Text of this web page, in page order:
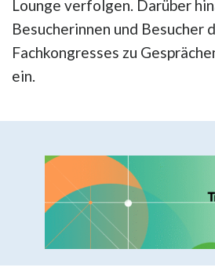
Lounge verfolgen. Darüber
Besucherinnen und Besucher
Fachkongresses zu
ein.